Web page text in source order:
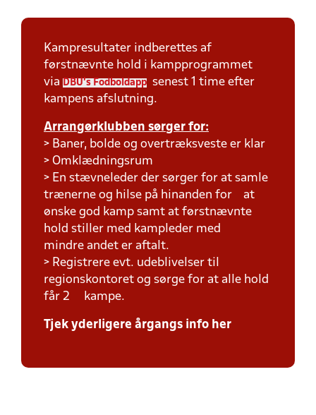
Kampresultater indberettes af
førstnævnte hold i kampprogrammet
via
DBU's Fodboldapp
senest 1 time efter
kampens afslutning.
Arrangørklubben sørger for:
> Baner, bolde og overtræksveste er klar
> Omklædningsrum
> En stævneleder der sørger for at samle
trænerne og hilse på hinanden for at
ønske god kamp samt at førstnævnte
hold stiller med kampleder med
mindre andet er aftalt.
> Registrere evt. udeblivelser til
regionskontoret og sørge for at alle hold
får 2 kampe.
Tjek yderligere årgangs info her